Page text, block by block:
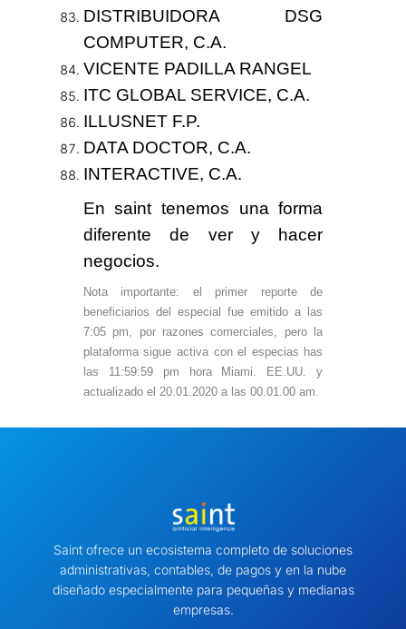
DISTRIBUIDORA DSG
COMPUTER, C.A.
VICENTE PADILLA RANGEL
ITC GLOBAL SERVICE, C.A.
ILLUSNET F.P.
DATA DOCTOR, C.A.
INTERACTIVE, C.A.
En saint tenemos una forma
diferente de ver y hacer
negocios.
Nota importante: el primer reporte de
beneficiarios del especial fue emitido a las
7:05 pm, por razones comerciales, pero la
plataforma sigue activa con el especias has
las 11:59:59 pm hora Miami. EE.UU. y
actualizado el 20.01.2020 a las 00.01.00 am.
Saint ofrece un ecosistema completo de soluciones
administrativas, contables, de pagos y en la nube
diseñado especialmente para pequeñas y medianas
empresas.